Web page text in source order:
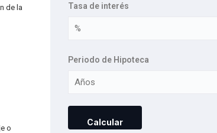
de la
o
Tasa de interés
Periodo de Hipoteca